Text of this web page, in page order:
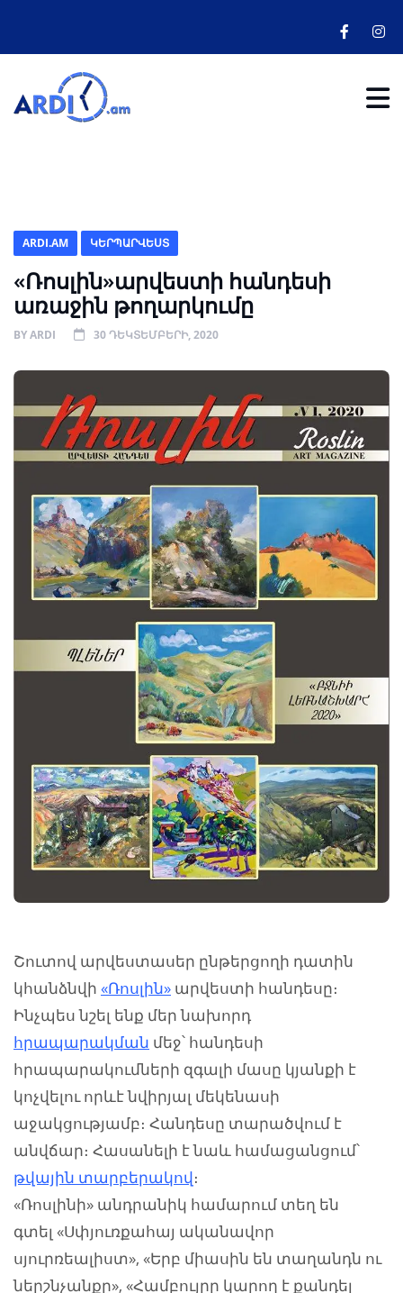
ARDI.AM ԿԵՐՊԱՐՎԵՍՏ
«Ռոսլին»արվեստի հանդեսի
առաջին թողարկումը
BYARDI 30 ԴԵԿՏԵՄԲԵՐԻ, 2020
Շուտով արվեստասեր ընթերցողի դատին
կհանձնվի «Ռոսլին» արվեստի հանդեսը։
Ինչպես նշել ենք մեր նախորդ
հրապարակման մեջ՝ հանդեսի
հրապարակումների զգալի մասը կյանքի է
կոչվելու որևէ նվիրյալ մեկենասի
աջակցությամբ։ Հանդեսը տարածվում է
անվճար։ Հասանելի է նաև համացանցում՝
թվային տարբերակով։
«Ռոսլինի» անդրանիկ համարում տեղ են
գտել «Սփյուռքահայ ականավոր
սյուրռեալիստ», «Երբ միասին են տաղանդն ու
ներշնչանքը», «Համբույրը կարող է քանդել